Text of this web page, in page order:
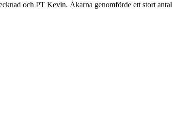
och PT Kevin. Åkarna genomförde ett stort antal